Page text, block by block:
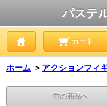
パステ
カート
ホーム ＞ アクションフィ
前の商品へ